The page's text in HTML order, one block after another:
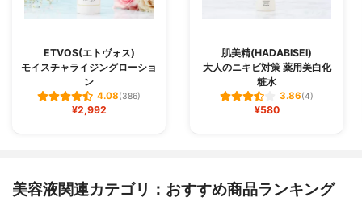
ETVOS(エトヴォス)
モイスチャライジングローショ
ン
4.08(386)
¥2,992
肌美精(HADABISEI)
大人のニキビ対策 薬用美白化
粧水
3.86(4)
¥580
美容液関連カテゴリ：おすすめ商品ランキング